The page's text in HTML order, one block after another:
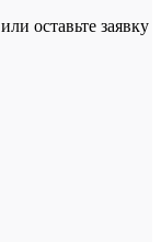
или оставьте заявку